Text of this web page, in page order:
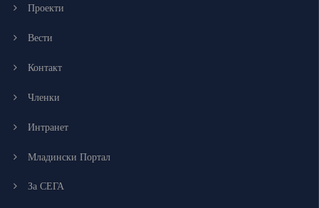
Проекти
Вести
Контакт
Членки
Интранет
Младински Портал
За СЕГА